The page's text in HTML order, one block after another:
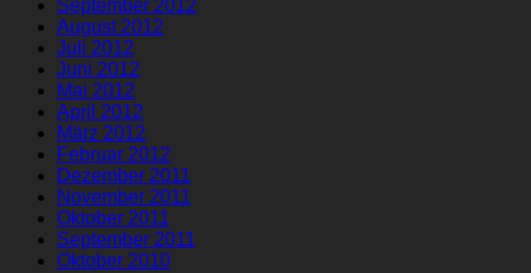
September 2012
August 2012
Juli 2012
Juni 2012
Mai 2012
April 2012
März 2012
Februar 2012
Dezember 2011
November 2011
Oktober 2011
September 2011
Oktober 2010